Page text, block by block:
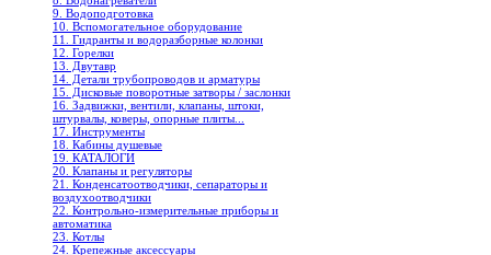
9. Водоподготовка
10. Вспомогательное оборудование
11. Гидранты и водоразборные колонки
12. Горелки
13. Двутавр
14. Детали трубопроводов и арматуры
15. Дисковые поворотные затворы / заслонки
16. Задвижки, вентили, клапаны, штоки,
штурвалы, коверы, опорные плиты...
17. Инструменты
18. Кабины душевые
19. КАТАЛОГИ
20. Клапаны и регуляторы
21. Конденсатоотводчики, сепараторы и
воздухоотводчики
22. Контрольно-измерительные приборы и
автоматика
23. Котлы
24. Крепежные аксессуары